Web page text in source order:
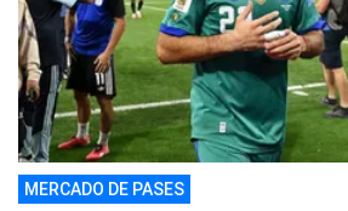
MERCADO DE PASES